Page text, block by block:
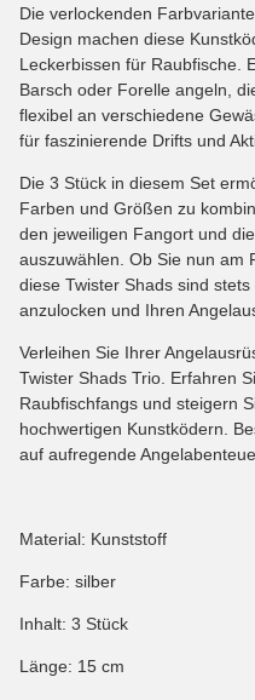
Die verlockenden
Design machen diese
Leckerbissen für Raubfische.
Barsch oder Forelle angeln,
flexibel an verschiedene
für faszinierende Drifts und
Die 3 Stück in diesem Set
Farben und Größen zu
den jeweiligen Fangort und
auszuwählen. Ob Sie nun am
diese Twister Shads sind
anzulocken und Ihren
Verleihen Sie Ihrer
Twister Shads Trio. Erfahren
Raubfischfangs und steigern
hochwertigen Kunstködern.
auf aufregende
Material: Kunststoff
Farbe: silber
Inhalt: 3 Stück
Länge: 15 cm